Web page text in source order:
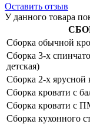
Оставить отзыв
У данного товара
Сборка обычной
Сборка 3-х
детская)
Сборка 2-х ярусной
Сборка кровати с
Сборка кровати с
Сборка кухонного